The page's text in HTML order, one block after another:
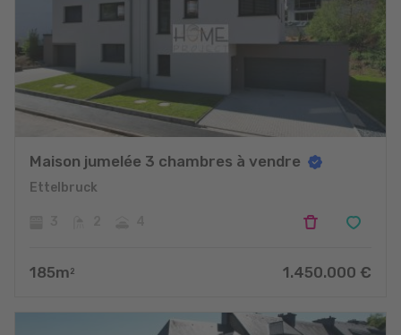
Maison jumelée 3 chambres à vendre
Ettelbruck
185m 2 1.450.000 €